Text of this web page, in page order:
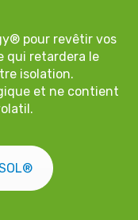
pour revêtir vos
qui retardera le
isolation.
et ne contient